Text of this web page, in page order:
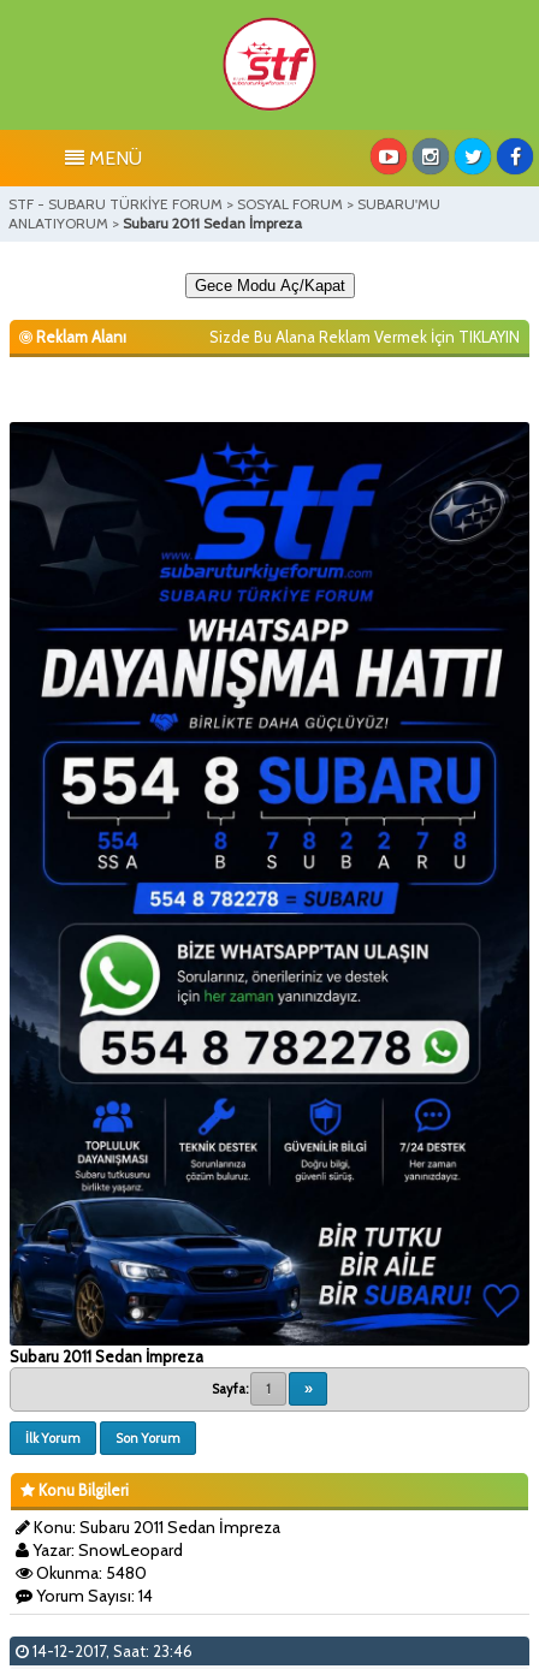
MENÜ
STF - SUBARU TÜRKİYE FORUM > SOSYAL FORUM > SUBARU'MU
ANLATIYORUM > Subaru 2011 Sedan İmpreza
Gece Modu Aç/Kapat
Reklam Alanı Sizde Bu Alana Reklam Vermek İçin TIKLAYIN
Subaru 2011 Sedan İmpreza
Sayfa: 1 »
İlk Yorum Son Yorum
Konu Bilgileri
Konu: Subaru 2011 Sedan İmpreza
Yazar: SnowLeopard
Okunma: 5480
Yorum Sayısı: 14
14-12-2017, Saat: 23:46